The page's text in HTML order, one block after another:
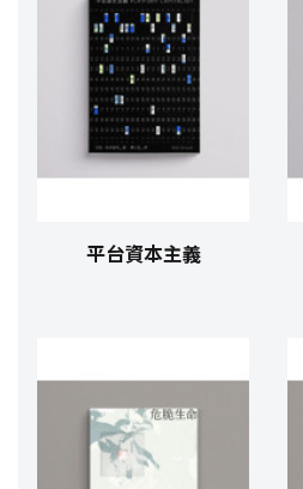
平台資本主義